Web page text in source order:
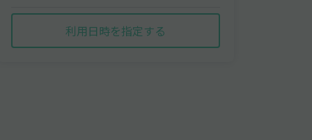
利用日時を指定する